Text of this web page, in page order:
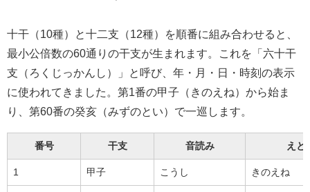
十干（10種）と十二支（12種）を順番に組み合わせると、
最小公倍数の60通りの干支が生まれます。これを「六十干
支（ろくじっかんし）」と呼び、年・月・日・時刻の表示
に使われてきました。第1番の甲子（きのえね）から始ま
り、第60番の癸亥（みずのとい）で一巡します。
番号 干支 音読み えと
1 甲子 こうし きのえね